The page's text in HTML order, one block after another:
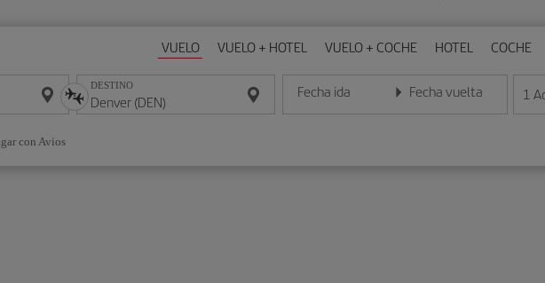
VUELO VUELO + HOTEL VUELO + COCHE HOTEL COCHE
DESTINO Fecha ida
Introduce la fecha en formato día/mes/año
Fecha vuelta
Introduce la fecha en 1
con Avios